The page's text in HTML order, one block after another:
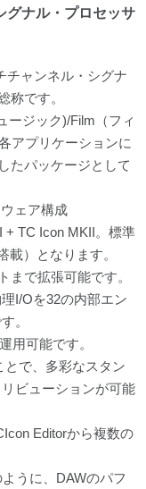
ナル・プロセッサ
チャンネル・シグナ
称です。
ジック)/Film（フィ
アプリケーションに
たパッケージとして
ェア構成
+ TC Icon MKII。標準
載）となります。
で拡張可能です。
I/Oを32の内部エン
。
用可能です。
で、多彩なスタン
ビューションが可能
Editorから複数の
うに、DAWのパフ